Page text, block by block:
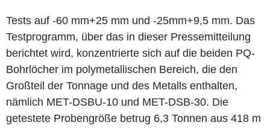
Tests auf -60 mm+25 mm und -25mm+9,5 mm. Das
Testprogramm, über das in dieser Pressemitteilung
berichtet wird, konzentrierte sich auf die beiden PQ-
Bohrlöcher im polymetallischen Bereich, die den
Großteil der Tonnage und des Metalls enthalten,
nämlich MET-DSBU-10 und MET-DSB-30. Die
getestete Probengröße betrug 6,3 Tonnen aus 418 m